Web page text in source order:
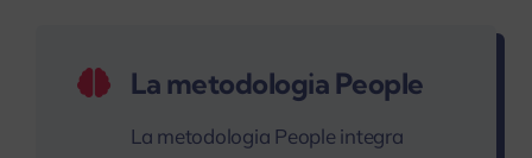
La metodologia People
La metodologia People integra